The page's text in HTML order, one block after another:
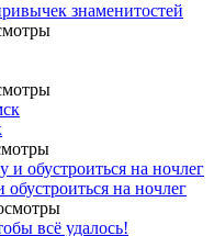
знаменитостей
на ночлег